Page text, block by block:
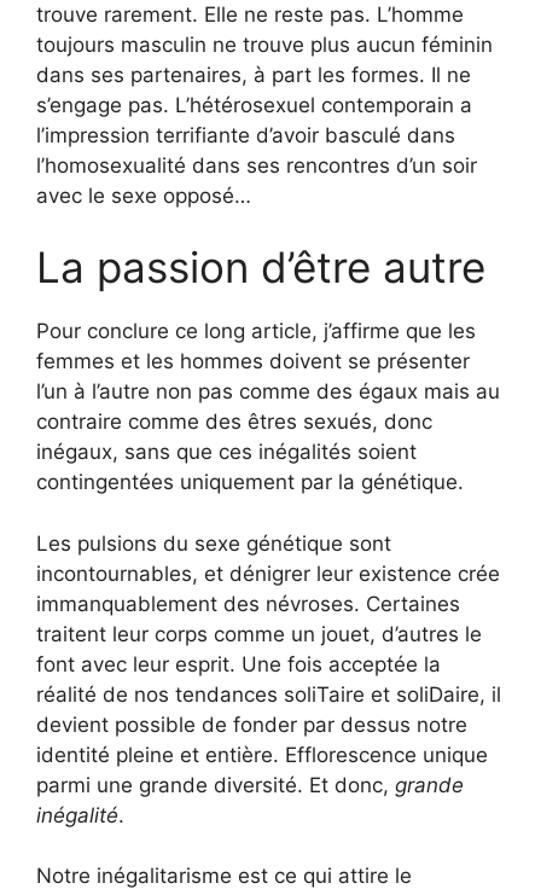
trouve rarement. Elle ne reste pas. L’homme
toujours masculin ne trouve plus aucun féminin
dans ses partenaires, à part les formes. Il ne
s’engage pas. L’hétérosexuel contemporain a
l’impression terrifiante d’avoir basculé dans
l’homosexualité dans ses rencontres d’un soir
avec le sexe opposé…
La passion d’être autre
Pour conclure ce long article, j’affirme que les
femmes et les hommes doivent se présenter
l’un à l’autre non pas comme des égaux mais au
contraire comme des êtres sexués, donc
inégaux, sans que ces inégalités soient
contingentées uniquement par la génétique.
Les pulsions du sexe génétique sont
incontournables, et dénigrer leur existence crée
immanquablement des névroses. Certaines
traitent leur corps comme un jouet, d’autres le
font avec leur esprit. Une fois acceptée la
réalité de nos tendances soliTaire et soliDaire, il
devient possible de fonder par dessus notre
identité pleine et entière. Efflorescence unique
parmi une grande diversité. Et donc, grande
inégalité.
Notre inégalitarisme est ce qui attire le